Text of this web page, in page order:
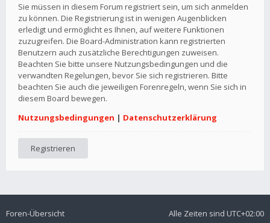
Sie müssen in diesem Forum registriert sein, um sich anmelden
zu können. Die Registrierung ist in wenigen Augenblicken
erledigt und ermöglicht es Ihnen, auf weitere Funktionen
zuzugreifen. Die Board-Administration kann registrierten
Benutzern auch zusätzliche Berechtigungen zuweisen.
Beachten Sie bitte unsere Nutzungsbedingungen und die
verwandten Regelungen, bevor Sie sich registrieren. Bitte
beachten Sie auch die jeweiligen Forenregeln, wenn Sie sich in
diesem Board bewegen.
Nutzungsbedingungen | Datenschutzerklärung
Registrieren
Foren-Übersicht Alle Zeiten sind UTC+02:00